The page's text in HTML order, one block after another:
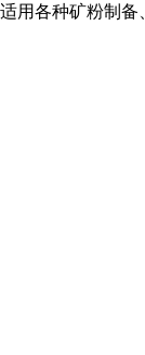
用各种矿粉制